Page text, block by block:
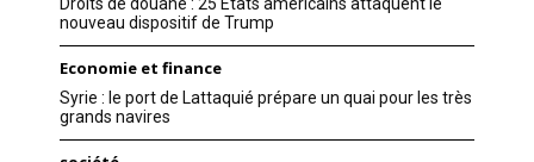
nouveau dispositif de Trump
Economie et finance
Syrie : le port de Lattaquié prépare un quai pour les très
grands navires